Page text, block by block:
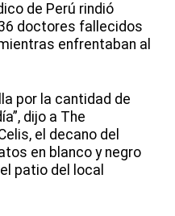
de Perú rindió
doctores fallecidos
enfrentaban al
por la cantidad de
dijo a The
el decano del
en blanco y negro
patio del local